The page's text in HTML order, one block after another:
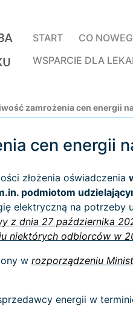
START
CO
WSPARCIE DLA
zamrożenia cen energii
cen energii
złożenia oświadczenia
podmiotom
elektryczną na
z dnia 27 października
niektórych odbiorców w
w rozporządzeniu
energii w